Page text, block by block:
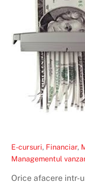
E-cursuri, Financiar,
Managementul
Orice afacere intr-